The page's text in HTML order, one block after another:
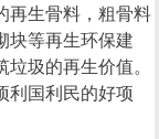
再生骨料，粗骨料
块等再生环保建
圾的再生价值。
利国利民的好项